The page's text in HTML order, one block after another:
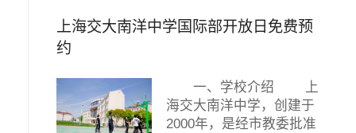
上海交大南洋中学国际部开放日免费预
约
一、学校介绍 上
海交大南洋中学，创建于
2000年，是经市教委批准